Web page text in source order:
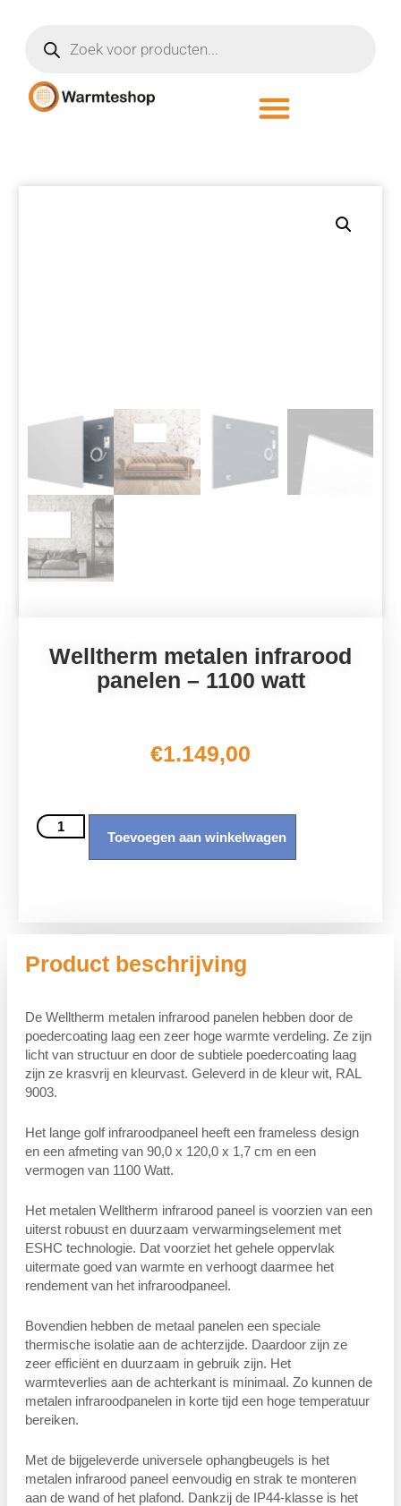
Welltherm metalen infrarood
panelen – 1100 watt
€1.149,00
Toevoegen aan winkelwagen
Product beschrijving
De Welltherm metalen infrarood panelen hebben door de
poedercoating laag een zeer hoge warmte verdeling. Ze zijn
licht van structuur en door de subtiele poedercoating laag
zijn ze krasvrij en kleurvast. Geleverd in de kleur wit, RAL
9003.
Het lange golf infraroodpaneel heeft een frameless design
en een afmeting van 90,0 x 120,0 x 1,7 cm en een
vermogen van 1100 Watt.
Het metalen Welltherm infrarood paneel is voorzien van een
uiterst robuust en duurzaam verwarmingselement met
ESHC technologie. Dat voorziet het gehele oppervlak
uitermate goed van warmte en verhoogt daarmee het
rendement van het infraroodpaneel.
Bovendien hebben de metaal panelen een speciale
thermische isolatie aan de achterzijde. Daardoor zijn ze
zeer efficiënt en duurzaam in gebruik zijn. Het
warmteverlies aan de achterkant is minimaal. Zo kunnen de
metalen infraroodpanelen in korte tijd een hoge temperatuur
bereiken.
Met de bijgeleverde universele ophangbeugels is het
metalen infrarood paneel eenvoudig en strak te monteren
aan de wand of het plafond. Dankzij de IP44-klasse is het